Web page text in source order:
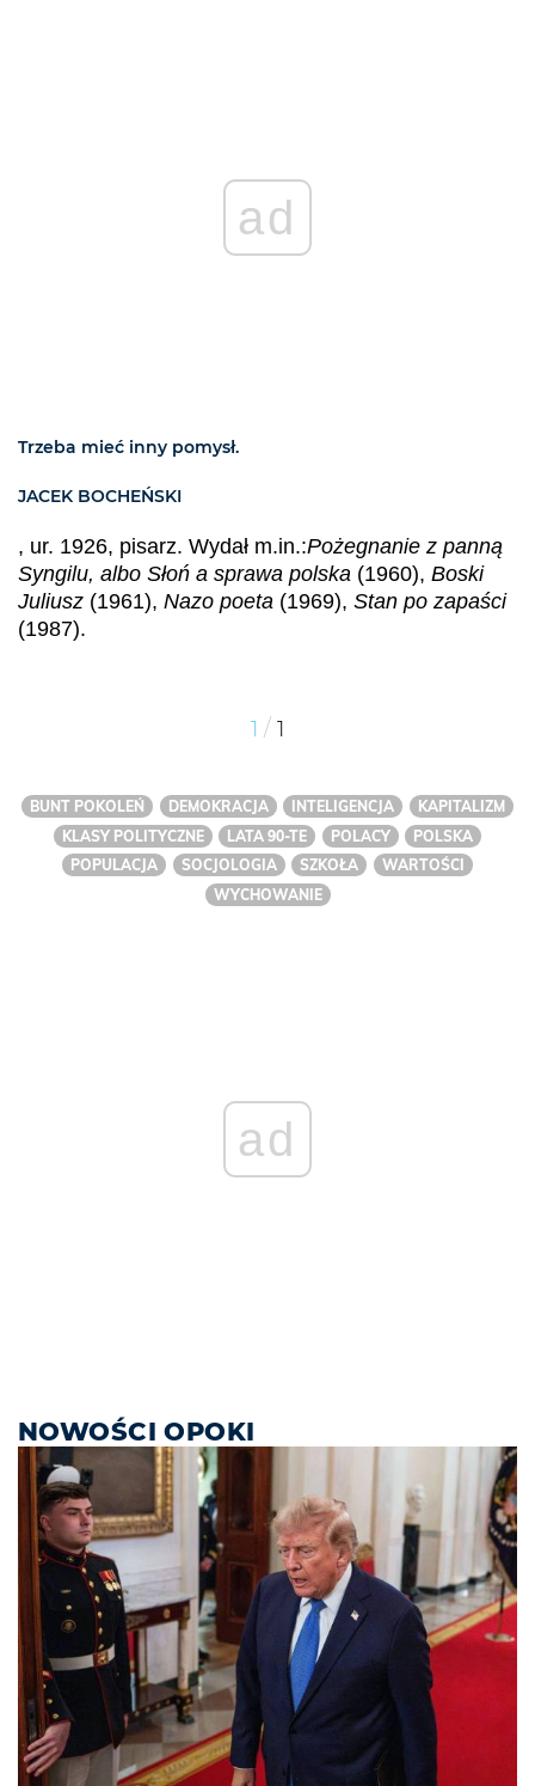
ad
Trzeba mieć inny pomysł.
JACEK BOCHEŃSKI
, ur. 1926, pisarz. Wydał m.in.:Pożegnanie z panną
Syngilu, albo Słoń a sprawa polska (1960), Boski
Juliusz (1961), Nazo poeta (1969), Stan po zapaści
(1987).
1 / 1
BUNT POKOLEŃ DEMOKRACJA INTELIGENCJA
KAPITALIZM
KLASY POLITYCZNE
LATA 90-TE POLACY
POLSKA
POPULACJA
SOCJOLOGIA SZKOŁA
WARTOŚCI
WYCHOWANIE
ad
NOWOŚCI OPOKI